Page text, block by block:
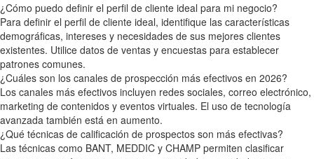
¿Cómo puedo definir el perfil de cliente ideal para mi negocio?
Para definir el perfil de cliente ideal, identifique las características
demográficas, intereses y necesidades de sus mejores clientes
existentes. Utilice datos de ventas y encuestas para establecer
patrones comunes.
¿Cuáles son los canales de prospección más efectivos en 2026?
Los canales más efectivos incluyen redes sociales, correo electrónico,
marketing de contenidos y eventos virtuales. El uso de tecnología
avanzada también está en aumento.
¿Qué técnicas de calificación de prospectos son más efectivas?
Las técnicas como BANT, MEDDIC y CHAMP permiten clasificar